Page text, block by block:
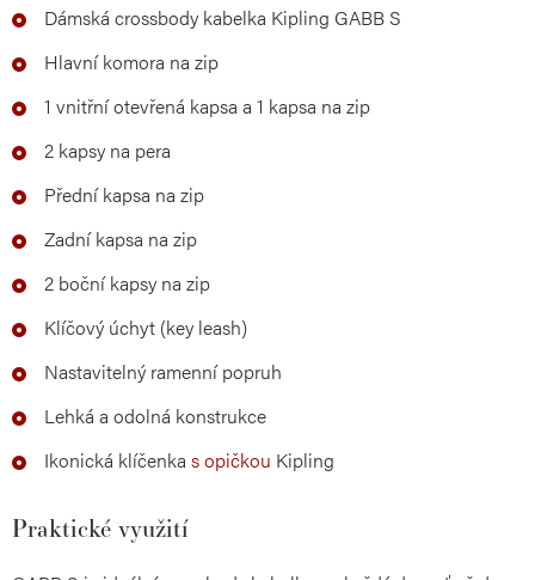
Dámská crossbody kabelka Kipling GABB S
Hlavní komora na zip
1 vnitřní otevřená kapsa a 1 kapsa na zip
2 kapsy na pera
Přední kapsa na zip
Zadní kapsa na zip
2 boční kapsy na zip
Klíčový úchyt (key leash)
Nastavitelný ramenní popruh
Lehká a odolná konstrukce
Ikonická klíčenka s opičkou Kipling
Praktické využití